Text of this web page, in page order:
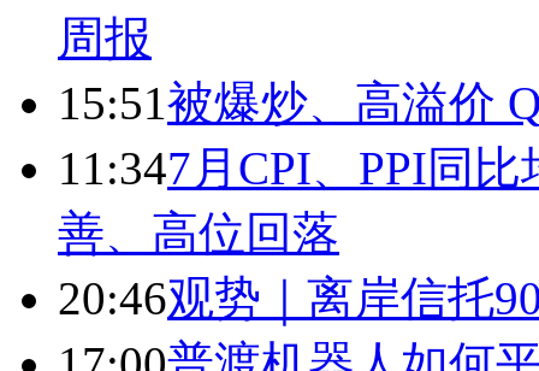
周报
15:51被爆炒、高溢价
11:347月CPI、PPI同
善、高位回落
20:46观势｜离岸信托